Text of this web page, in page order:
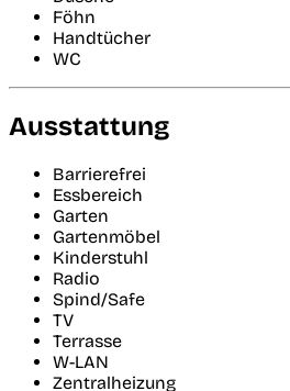
Föhn
Handtücher
WC
Ausstattung
Barrierefrei
Essbereich
Garten
Gartenmöbel
Kinderstuhl
Radio
Spind/Safe
TV
Terrasse
W-LAN
Zentralheizung